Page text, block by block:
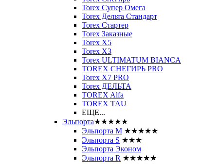
Torex Супер Омега
Torex Дельта Стандарт
Torex Стартер
Torex Заказные
Torex Х5
Torex Х3
Torex ULTIMATUM BIANCA
TOREX СНЕГИРЬ PRO
Torex X7 PRO
Torex ДЕЛЬТА
TOREX Alfa
TOREX TAU
ЕЩЕ...
Эльпорта★★★★★
Эльпорта M ★★★★★
Эльпорта S ★★★
Эльпорта Эконом
Эльпорта R ★★★★★